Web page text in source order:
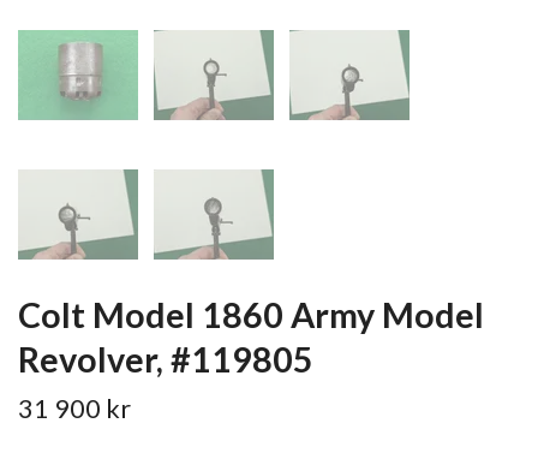
Colt Model 1860 Army Model
Revolver, #119805
31 900 kr